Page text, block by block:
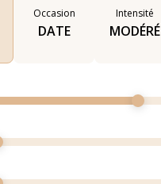
Occasion
DATE
Intensité
MODÉRÉ